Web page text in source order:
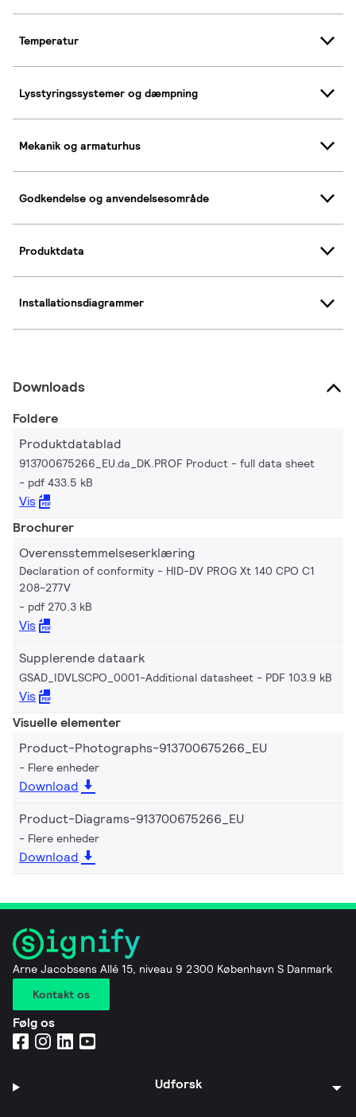
Temperatur
Lysstyringssystemer og dæmpning
Mekanik og armaturhus
Godkendelse og anvendelsesområde
Produktdata
Installationsdiagrammer
Downloads
Foldere
Produktdatablad
913700675266_EU.da_DK.PROF Product - full data sheet
pdf 433.5 kB
Vis
Brochurer
Overensstemmelseserklæring
Declaration of conformity - HID-DV PROG Xt 140 CPO C1
208-277V
pdf 270.3 kB
Vis
Supplerende dataark
GSAD_IDVLSCPO_0001-Additional datasheet PDF 103.9 kB
Vis
Visuelle elementer
Product-Photographs-913700675266_EU
Flere enheder
Download
Product-Diagrams-913700675266_EU
Flere enheder
Download
Arne Jacobsens Allé 15, niveau 9 2300 København S Danmark
Kontakt os
Følg os
Udforsk